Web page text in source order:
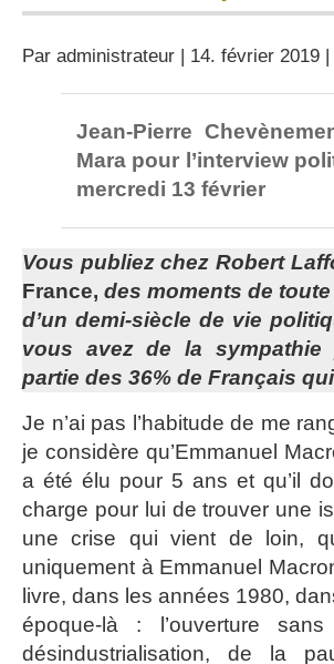
Par administrateur | 14. février 2019
Jean-Pierre
Mara pour l’interview
mercredi 13 février
Vous publiez chez Robert
France, des moments de
d’un demi-siècle de vie
vous avez de la sympathie
partie des 36% de Français
Je n’ai pas l’habitude de me
je considère qu’Emmanuel
a été élu pour 5 ans et qu’il
charge pour lui de trouver une
une crise qui vient de loin,
uniquement à Emmanuel
livre, dans les années 1980,
époque-là : l’ouverture
désindustrialisation, de la